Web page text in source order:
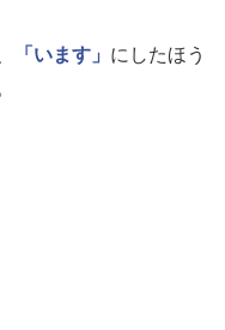
「います」 にしたほう